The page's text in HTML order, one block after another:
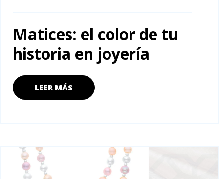
Matices: el color de tu
historia en joyería
LEER MÁS